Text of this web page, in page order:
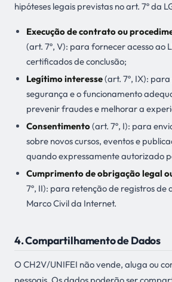
hipóteses legais previstas no art. 7º da
Execução de contrato ou
(art. 7º, V): para fornecer acesso ao
certificados de conclusão;
Legítimo interesse(art. 7º, IX):
segurança e o funcionamento
prevenir fraudes e melhorar a
Consentimento(art. 7º, I): para
sobre novos cursos, eventos e
quando expressamente autorizado
Cumprimento de obrigação legal
7º, II): para retenção de registros de
Marco Civil da Internet.
4. Compartilhamento de Dados
O CH2V/UNIFEI não vende, aluga ou